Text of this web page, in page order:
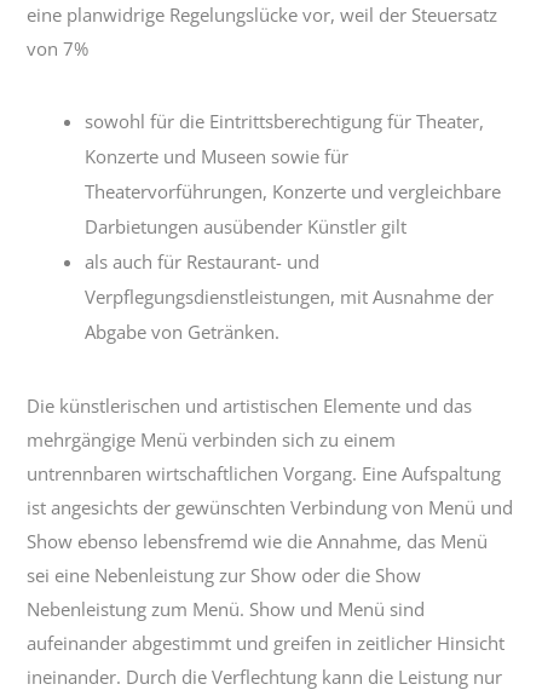
eine planwidrige Regelungslücke vor, weil der Steuersatz
von 7%
sowohl für die Eintrittsberechtigung für Theater,
Konzerte und Museen sowie für
Theatervorführungen, Konzerte und vergleichbare
Darbietungen ausübender Künstler gilt
als auch für Restaurant- und
Verpflegungsdienstleistungen, mit Ausnahme der
Abgabe von Getränken.
Die künstlerischen und artistischen Elemente und das
mehrgängige Menü verbinden sich zu einem
untrennbaren wirtschaftlichen Vorgang. Eine Aufspaltung
ist angesichts der gewünschten Verbindung von Menü und
Show ebenso lebensfremd wie die Annahme, das Menü
sei eine Nebenleistung zur Show oder die Show
Nebenleistung zum Menü. Show und Menü sind
aufeinander abgestimmt und greifen in zeitlicher Hinsicht
ineinander. Durch die Verflechtung kann die Leistung nur